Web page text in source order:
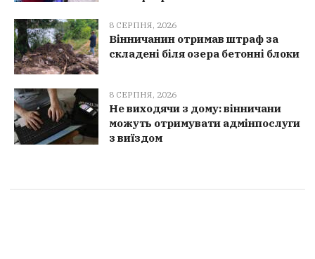
8 СЕРПНЯ, 2026
Вінничанин отримав штраф за
складені біля озера бетонні блоки
8 СЕРПНЯ, 2026
Не виходячи з дому: вінничани
можуть отримувати адмінпослуги
з виїздом